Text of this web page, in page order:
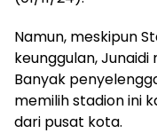
Namun, meskipun
keunggulan,
Banyak
memilih stadion ini
dari pusat kota.